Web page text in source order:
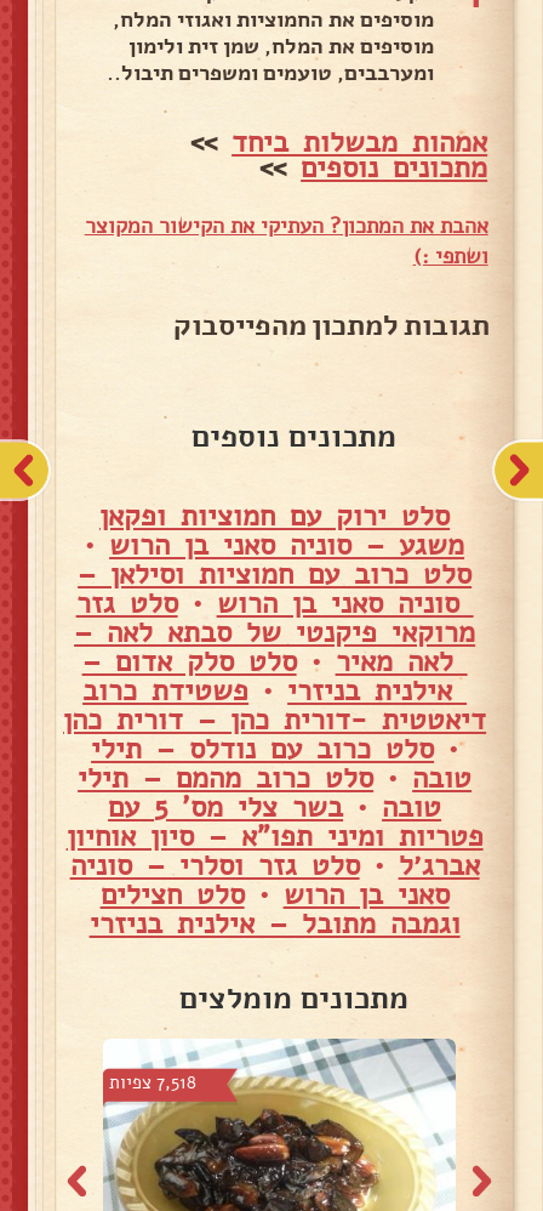
מוסיפים את החמוציות ואגוזי המלח,
מוסיפים את המלח, שמן זית ולימון
ומערבבים, טועמים ומשפרים תיבול..
אמהות מבשלות ביחד >>
מתכונים נוספים>>
אהבת את המתכון? העתיקי את הקישור המקוצר
ושתפי :)
תגובות למתכון מהפייסבוק
מתכונים נוספים
סלט ירוק עם חמוציות ופקאן
משגע – סוניה סאני בן הרוש •
סלט כרוב עם חמוציות וסילאן –
סוניה סאני בן הרוש •סלט גזר
מרוקאי פיקנטי של סבתא לאה –
לאה מאיר •סלט סלק אדום –
אילנית בניזרי • פשטידת כרוב
דיאטטית -דורית כהן – דורית כהן
•סלט כרוב עם נודלס – תילי
טובה •סלט כרוב מהמם – תילי
טובה • בשר צלי מס' 5 עם
פטריות ומיני תפו"א – סיון אוחיון
אברג׳ל •סלט גזר וסלרי – סוניה
סאני בן הרוש •סלט חצילים
וגמבה מתובל – אילנית בניזרי
מתכונים מומלצים
7,518 צפיות